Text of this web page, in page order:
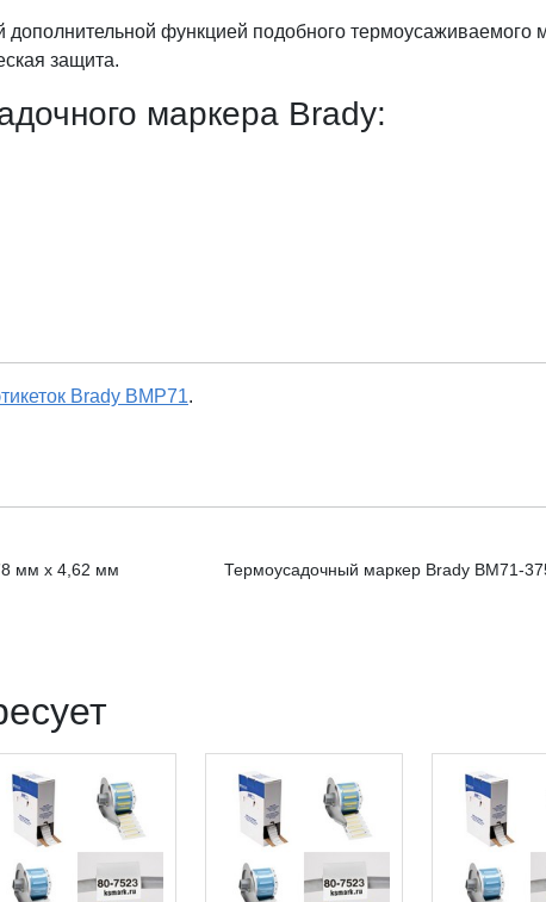
функцией подобного термоусаживаемого
защита.
маркера Brady:
Brady BMP71.
мм х 4,62 мм Термоусадочный маркер Brady BM71-